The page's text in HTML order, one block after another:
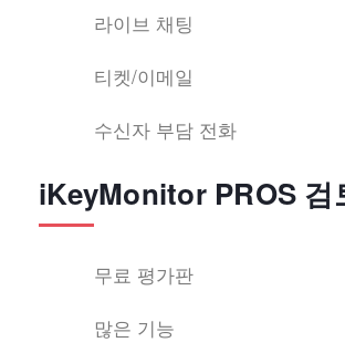
라이브 채팅
티켓/이메일
수신자 부담 전화
iKeyMonitor PROS 검
무료 평가판
많은 기능